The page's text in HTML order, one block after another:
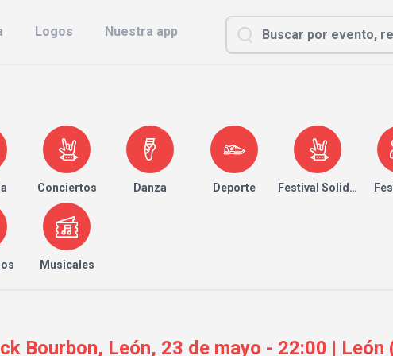
Logos Nuestra app
Conciertos Danza Deporte Festival Solidario
Musicales
Bourbon, León, 23 de mayo - 22:00 | León